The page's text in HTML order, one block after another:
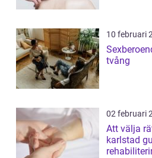
10 februari
Sexberoende när sexualitet
tvång
02 februari
Att välja
karlstad guide till effektiv